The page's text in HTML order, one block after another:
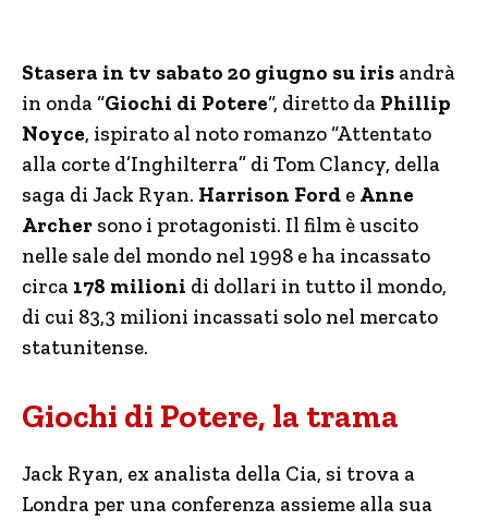
Stasera in tv sabato 20 giugno su iris andrà
in onda “Giochi di Potere“, diretto da Phillip
Noyce, ispirato al noto romanzo “Attentato
alla corte d’Inghilterra” di Tom Clancy, della
saga di Jack Ryan. Harrison Ford e Anne
Archer sono i protagonisti. Il film è uscito
nelle sale del mondo nel 1998 e ha incassato
circa 178 milioni di dollari in tutto il mondo,
di cui 83,3 milioni incassati solo nel mercato
statunitense.
Giochi di Potere, la trama
Jack Ryan, ex analista della Cia, si trova a
Londra per una conferenza assieme alla sua